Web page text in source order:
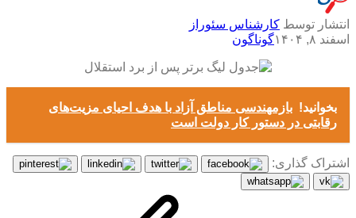
انتشار توسط کارشناس سئوراز
اسفند ۸, ۱۴۰۴
گوناگون
بخوانید! بازمهندسی مناطق آزاد با هدف احیای مزیت‌های
رقابتی در دستور کار دولت است
اشتراک گذاری: